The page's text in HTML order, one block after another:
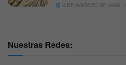
3 DE AGOSTO DE 2026
Nuestras Redes: